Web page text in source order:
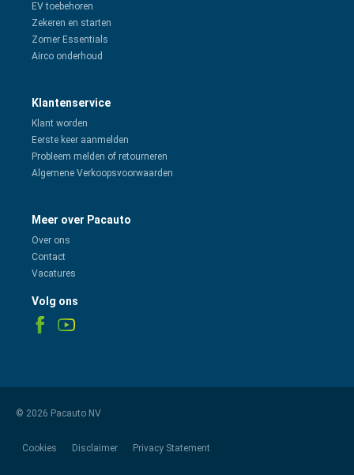
EV toebehoren
Zekeren en starten
Zomer Essentials
Airco onderhoud
Klantenservice
Klant worden
Eerste keer aanmelden
Probleem melden of retourneren
Algemene Verkoopsvoorwaarden
Meer over Pacauto
Over ons
Contact
Vacatures
Volg ons
© 2026 Pacauto NV
Cookies Disclaimer Privacy Statement